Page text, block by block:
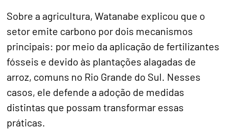
Sobre a agricultura, Watanabe explicou que o
setor emite carbono por dois mecanismos
principais: por meio da aplicação de fertilizantes
fósseis e devido às plantações alagadas de
arroz, comuns no Rio Grande do Sul. Nesses
casos, ele defende a adoção de medidas
distintas que possam transformar essas
práticas.